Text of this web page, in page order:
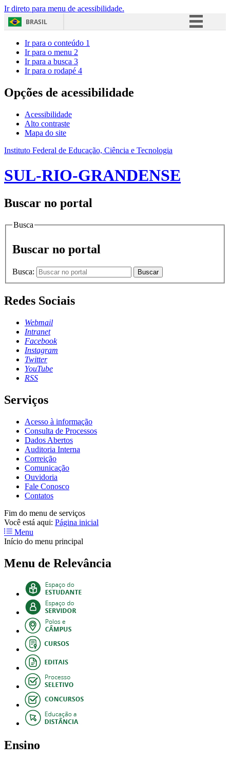
Ir direto para menu de acessibilidade.
BRASIL
Acesso à informação
Ir para o conteúdo 1
Ir para o menu 2
Ir para a busca 3
Ir para o rodapé 4
Opções de acessibilidade
Acessibilidade
Alto contraste
Mapa do site
Instituto Federal de Educação, Ciência e Tecnologia
SUL-RIO-GRANDENSE
Buscar no portal
Busca
Buscar no portal
Busca: Buscar
Redes Sociais
Webmail
Intranet
Facebook
Instagram
Twitter
YouTube
RSS
Serviços
Acesso à informação
Consulta de Processos
Dados Abertos
Auditoria Interna
Correição
Comunicação
Ouvidoria
Fale Conosco
Contatos
Fim do menu de serviços
Você está aqui: Página inicial
Menu
Início do menu principal
Menu de Relevância
Ensino